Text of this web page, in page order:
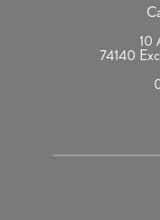
10
74140